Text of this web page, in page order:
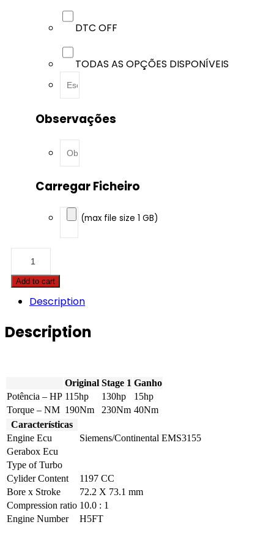
DTC OFF
TODAS AS OPÇÕES DISPONÍVEIS
Observações
Carregar Ficheiro
(max file size 1 GB)
Pulsar
-
DIG-
115hp
quantity
Add to cart
Description
Description
Original Stage 1 Ganho
Potência – HP 115hp 130hp
15hp
Torque – NM 190Nm 230Nm 40Nm
Características
Engine Ecu
Siemens/Continental EMS3155
Gerabox Ecu
Type of Turbo
Cylider Content
1197 CC
Bore x Stroke
72.2 X 73.1 mm
Compression ratio 10.0 : 1
Engine Number
H5FT